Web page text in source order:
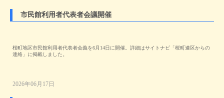
市民館利用者代表者会議開催
桜町地区市民館利用者代表者会義を6月14日に開催。詳細はサイトナビ「桜町連区からの
連絡」に掲載しました。
2026年06月17日